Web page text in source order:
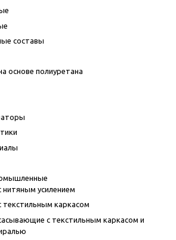
составы
основе полиуретана
нитяным усилением
текстильным каркасом
с текстильным каркасом и